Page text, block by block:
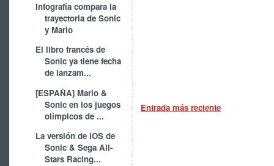
Infografía compara la
trayectoria de Sonic
y Mario
El libro francés de
Sonic ya tiene fecha
de lanzam...
[ESPAÑA] Mario &
Sonic en los juegos
olímpicos de ...
La versión de iOS de
Sonic & Sega All-
Stars Racing...
Entrada más reciente